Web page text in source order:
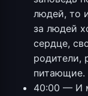
людей, то
за людей
сердце,
родители,
питающие.
40:00 — И